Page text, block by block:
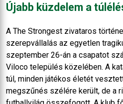
Újabb küzdelem a
A The Strongest zivataros
szerepvállalás az egyetlen
szeptember 26-án a csapatot
Viloco település közelében. A
túl, minden játékos életét
megszűnés szélére került, de a